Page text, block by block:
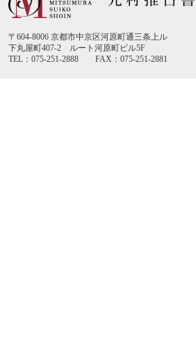
〒604-8006 京都市中京区河原町通三条上ル
下丸屋町407-2 ルート河原町ビル5F
TEL：075-251-2888 FAX：075-251-2881